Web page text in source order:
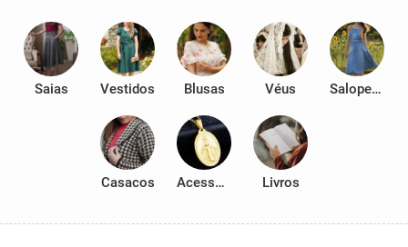
Saias Vestidos Blusas Véus Salopetes
Casacos Acessórios Livros